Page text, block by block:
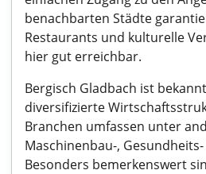
benachbarten Städte
Restaurants und kulturelle
hier gut erreichbar.
Bergisch Gladbach ist
diversifizierte
Branchen umfassen unter
Maschinenbau-,
Besonders bemerkenswert